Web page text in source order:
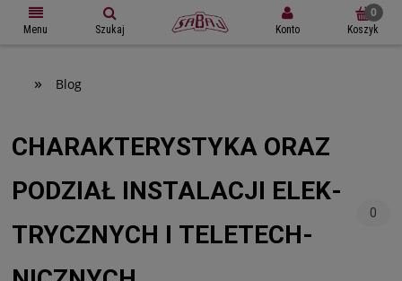
Menu Szukaj Konto Koszyk
» Blog
CHA­RAK­TE­RY­STYKA ORAZ
PODZIAŁ INSTA­LA­CJI ELEK­
TRYCZ­NYCH I TELE­TECH­
0